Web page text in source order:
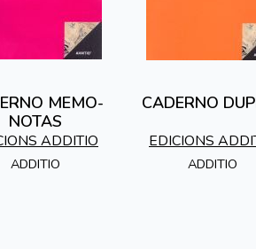
MEMO-
NOTAS
ADDITIO
ADDITIO
CADERNO
EDICIONS
ADDITIO